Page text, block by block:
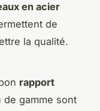
en acier
de
la qualité.
rapport
de gamme sont